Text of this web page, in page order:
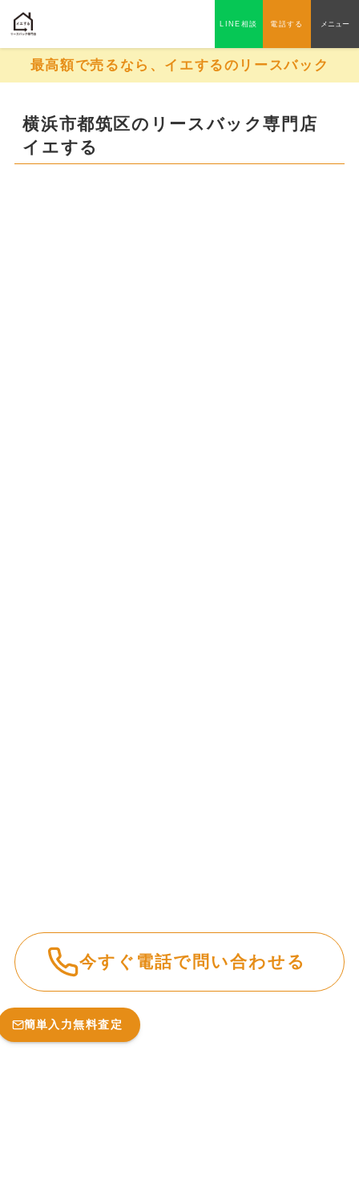
LINE相談 電話する メニュー
最高額で売るなら、イエするのリースバック
横浜市都筑区のリースバック専門店
イエする
今すぐ電話で問い合わせる
簡単入力無料査定